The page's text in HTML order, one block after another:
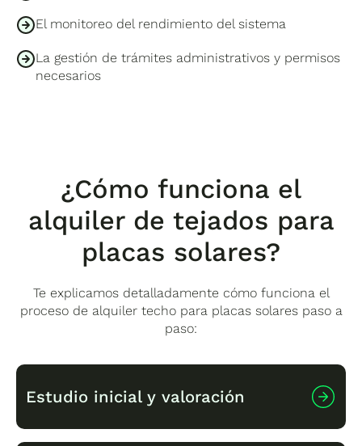
El monitoreo del rendimiento del sistema
La gestión de trámites administrativos y permisos
necesarios
¿Cómo funciona el
alquiler de tejados para
placas solares?
Te explicamos detalladamente cómo funciona el
proceso de alquiler techo para placas solares paso a
paso:
Estudio inicial y valoración